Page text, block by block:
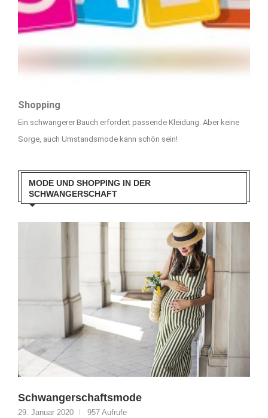
Shopping
Ein schwangerer Bauch erfordert passende Kleidung. Aber keine
Sorge, auch Umstandsmode kann schön sein!
MODE UND SHOPPING IN DER
SCHWANGERSCHAFT
Schwangerschaftsmode
29. Januar 2020 957 Aufrufe